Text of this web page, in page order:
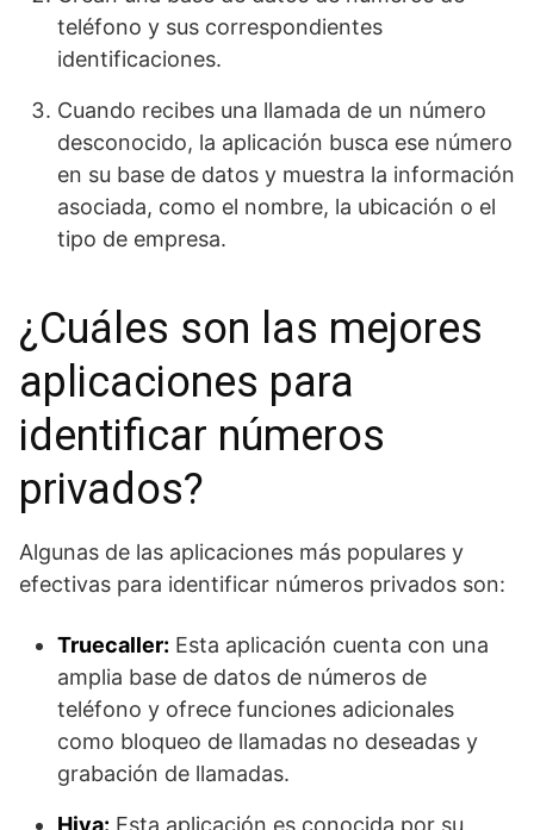
teléfono y sus correspondientes
identificaciones.
Cuando recibes una llamada de un número
desconocido, la aplicación busca ese número
en su base de datos y muestra la información
asociada, como el nombre, la ubicación o el
tipo de empresa.
¿Cuáles son las mejores
aplicaciones para
identificar números
privados?
Algunas de las aplicaciones más populares y
efectivas para identificar números privados son:
Truecaller: Esta aplicación cuenta con una
amplia base de datos de números de
teléfono y ofrece funciones adicionales
como bloqueo de llamadas no deseadas y
grabación de llamadas.